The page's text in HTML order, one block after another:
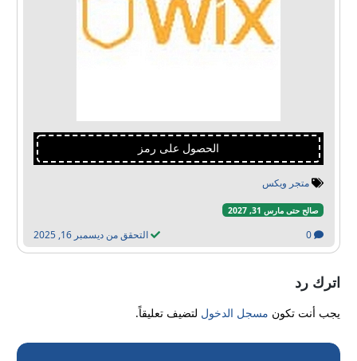
الحصول على رمز
متجر ويكس
صالح حتى مارس 31, 2027
التحقق من ديسمبر 16, 2025 0
اترك رد
يجب أنت تكون مسجل الدخول لتضيف تعليقاً.